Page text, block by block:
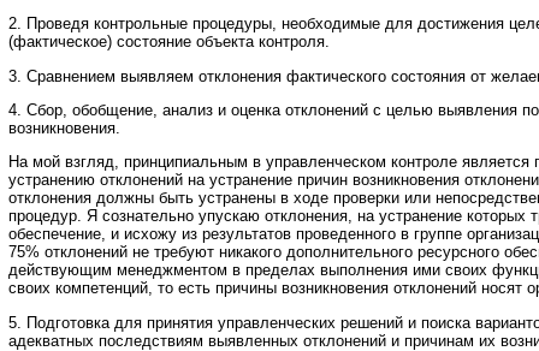
2. Проведя контрольные процедуры, необходимые для достижения
(фактическое) состояние объекта контроля.
3. Сравнением выявляем отклонения фактического состояния от
4. Сбор, обобщение, анализ и оценка отклонений с целью выявления
возникновения.
На мой взгляд, принципиальным в управленческом контроле является
устранению отклонений на устранение причин возникновения
отклонения должны быть устранены в ходе проверки или
процедур. Я сознательно упускаю отклонения, на устранение которых
обеспечение, и исхожу из результатов проведенного в группе
75% отклонений не требуют никакого дополнительного ресурсного
действующим менеджментом в пределах выполнения ими своих
своих компетенций, то есть причины возникновения отклонений носят
5. Подготовка для принятия управленческих решений и поиска
адекватных последствиям выявленных отклонений и причинам их